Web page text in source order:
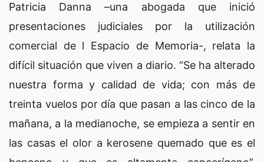
Patricia Danna –una abogada que inició
presentaciones judiciales por la utilización
comercial de l Espacio de Memoria-, relata la
difícil situación que viven a diario. “Se ha alterado
nuestra forma y calidad de vida; con más de
treinta vuelos por día que pasan a las cinco de la
mañana, a la medianoche, se empieza a sentir en
las casas el olor a kerosene quemado que es el